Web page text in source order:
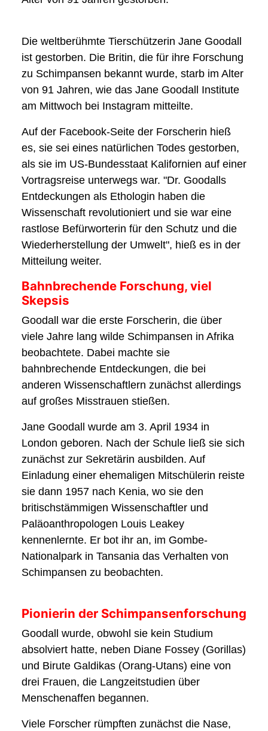
Die weltberühmte Tierschützerin Jane Goodall
ist gestorben. Die Britin, die für ihre Forschung
zu Schimpansen bekannt wurde, starb im Alter
von 91 Jahren, wie das Jane Goodall Institute
am Mittwoch bei Instagram mitteilte.
Auf der Facebook-Seite der Forscherin hieß
es, sie sei eines natürlichen Todes gestorben,
als sie im US-Bundesstaat Kalifornien auf einer
Vortragsreise unterwegs war. "Dr. Goodalls
Entdeckungen als Ethologin haben die
Wissenschaft revolutioniert und sie war eine
rastlose Befürworterin für den Schutz und die
Wiederherstellung der Umwelt", hieß es in der
Mitteilung weiter.
Bahnbrechende Forschung, viel
Skepsis
Goodall war die erste Forscherin, die über
viele Jahre lang wilde Schimpansen in Afrika
beobachtete. Dabei machte sie
bahnbrechende Entdeckungen, die bei
anderen Wissenschaftlern zunächst allerdings
auf großes Misstrauen stießen.
Jane Goodall wurde am 3. April 1934 in
London geboren. Nach der Schule ließ sie sich
zunächst zur Sekretärin ausbilden. Auf
Einladung einer ehemaligen Mitschülerin reiste
sie dann 1957 nach Kenia, wo sie den
britischstämmigen Wissenschaftler und
Paläoanthropologen Louis Leakey
kennenlernte. Er bot ihr an, im Gombe-
Nationalpark in Tansania das Verhalten von
Schimpansen zu beobachten.
Pionierin der Schimpansenforschung
Goodall wurde, obwohl sie kein Studium
absolviert hatte, neben Diane Fossey (Gorillas)
und Birute Galdikas (Orang-Utans) eine von
drei Frauen, die Langzeitstudien über
Menschenaffen begannen.
Viele Forscher rümpften zunächst die Nase,